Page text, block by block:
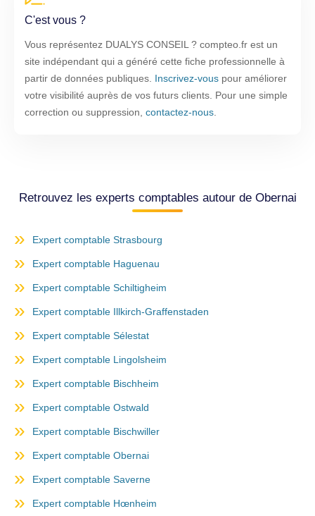
C'est vous ?
Vous représentez DUALYS CONSEIL ? compteo.fr est un
site indépendant qui a généré cette fiche professionnelle à
partir de données publiques. Inscrivez-vous pour améliorer
votre visibilité auprès de vos futurs clients. Pour une simple
correction ou suppression, contactez-nous
Retrouvez les experts comptables autour de Obernai
Expert comptable Strasbourg
Expert comptable Haguenau
Expert comptable Schiltigheim
Expert comptable Illkirch-Graffenstaden
Expert comptable Sélestat
Expert comptable Lingolsheim
Expert comptable Bischheim
Expert comptable Ostwald
Expert comptable Bischwiller
Expert comptable Obernai
Expert comptable Saverne
Expert comptable Hœnheim